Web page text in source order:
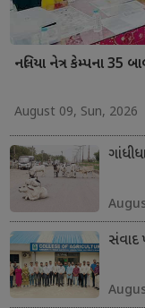
નલિયા નેત્ર કેમ્પના
August 09, Sun, 2026
સંવાદ